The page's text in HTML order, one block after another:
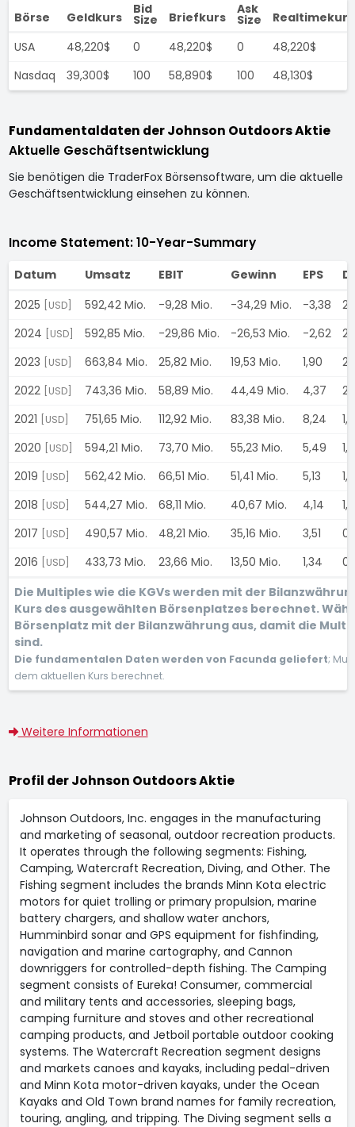
Börse Geldkurs
Bid
Size Briefkurs
Ask
Size
Realtimekurs
USA
48,220$ 0 48,220$ 0
48,220$
Nasdaq
39,300$ 100 58,890$ 100 48,130$
Fundamentaldaten der Johnson Outdoors Aktie
Aktuelle Geschäftsentwicklung
Sie benötigen die TraderFox Börsensoftware, um die aktuelle
Geschäftsentwicklung einsehen zu können.
Income Statement: 10-Year-Summary
Datum Umsatz EBIT Gewinn EPS
2025
[USD] 592,42 Mio. -9,28 Mio. -34,29 Mio. -3,38
2024
[USD] 592,85 Mio. -29,86 Mio. -26,53 Mio. -2,62
2023
[USD] 663,84 Mio. 25,82 Mio. 19,53 Mio. 1,90
2022
[USD] 743,36 Mio. 58,89 Mio. 44,49 Mio. 4,37
2021
[USD] 751,65 Mio. 112,92 Mio. 83,38 Mio. 8,24
2020
[USD] 594,21 Mio. 73,70 Mio. 55,23 Mio. 5,49
2019
[USD] 562,42 Mio. 66,51 Mio. 51,41 Mio. 5,13
2018
[USD] 544,27 Mio. 68,11 Mio. 40,67 Mio. 4,14
2017
[USD] 490,57 Mio. 48,21 Mio. 35,16 Mio. 3,51
2016
[USD] 433,73 Mio. 23,66 Mio. 13,50 Mio. 1,34
Die Multiples wie die KGVs werden mit der
Kurs des ausgewählten Börsenplatzes berechnet.
Börsenplatz mit der Bilanzwährung aus, damit die
sind.
Die fundamentalen Daten werden von Facunda geliefert;
dem aktuellen Kurs berechnet.
Weitere Informationen
Profil der Johnson Outdoors Aktie
Johnson Outdoors, Inc. engages in the manufacturing
and marketing of seasonal, outdoor recreation products.
It operates through the following segments: Fishing,
Camping, Watercraft Recreation, Diving, and Other. The
Fishing segment includes the brands Minn Kota electric
motors for quiet trolling or primary propulsion, marine
battery chargers, and shallow water anchors,
Humminbird sonar and GPS equipment for fishfinding,
navigation and marine cartography, and Cannon
downriggers for controlled-depth fishing. The Camping
segment consists of Eureka! Consumer, commercial
and military tents and accessories, sleeping bags,
camping furniture and stoves and other recreational
camping products, and Jetboil portable outdoor cooking
systems. The Watercraft Recreation segment designs
and markets canoes and kayaks, including pedal-driven
and Minn Kota motor-driven kayaks, under the Ocean
Kayaks and Old Town brand names for family recreation,
touring, angling, and tripping. The Diving segment sells a